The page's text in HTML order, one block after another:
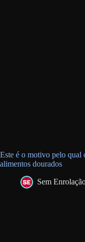
Este é o motivo pelo qual
alimentos dourados
Sem